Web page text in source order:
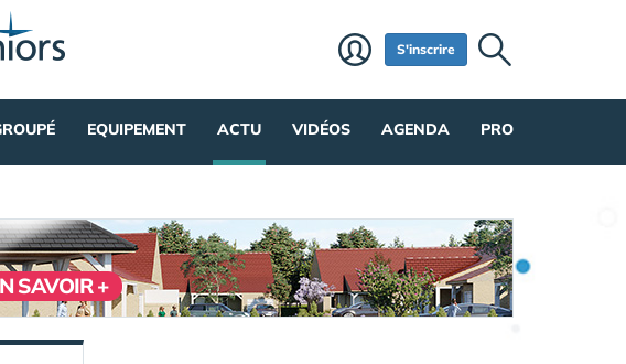
S'inscrire
EQUIPEMENT ACTU VIDÉOS AGENDA PRO
SAVOIR +